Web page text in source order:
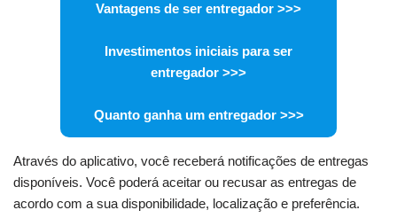
Vantagens de ser entregador >>>
Investimentos iniciais para ser
entregador >>>
Quanto ganha um entregador>>>
Através do aplicativo, você receberá notificações de entregas
disponíveis. Você poderá aceitar ou recusar as entregas de
acordo com a sua disponibilidade, localização e preferência.